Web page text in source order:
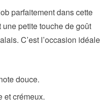
parfaitement dans cette
petite touche de goût
C’est l’occasion idéale
douce.
et crémeux.